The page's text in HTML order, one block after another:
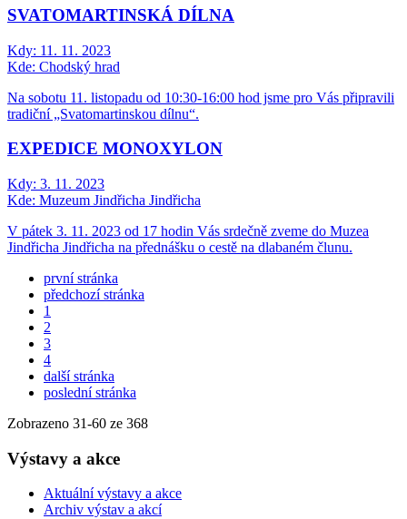
SVATOMARTINSKÁ DÍLNA
Kdy: 11. 11. 2023
Kde: Chodský hrad
Na sobotu 11. listopadu od 10:30-16:00 hod jsme pro Vás připravili
tradiční „Svatomartinskou dílnu“.
EXPEDICE MONOXYLON
Kdy: 3. 11. 2023
Kde: Muzeum Jindřicha Jindřicha
V pátek 3. 11. 2023 od 17 hodin Vás srdečně zveme do Muzea
Jindřicha Jindřicha na přednášku o cestě na dlabaném člunu.
první stránka
předchozí stránka
1
2
3
4
další stránka
poslední stránka
Zobrazeno 31-60 ze 368
Výstavy a akce
Aktuální výstavy a akce
Archiv výstav a akcí